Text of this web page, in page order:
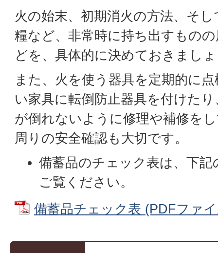
火の始末、初期消火の方法、そ
糧など、非常時に持ち出すもの
どを、具体的に決めておきまし
また、火を使う器具を定期的に
い家具に転倒防止器具を付けた
が倒れないように修理や補修を
周りの安全確認も大切です。
備蓄品のチェック表は、下
ご覧ください。
備蓄品チェック表 (PDFファ